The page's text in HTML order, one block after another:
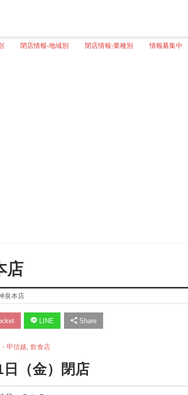
閉店情報-地域別 閉店情報-業種別 情報募集中
店
泉本店
LINE Share
甲信越 飲食店
（金）閉店